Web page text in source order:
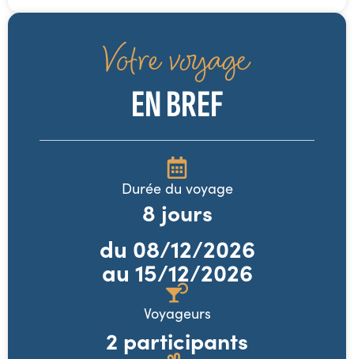
Votre voyage
EN BREF
Durée du voyage
8 jours
du 08/12/2026
au 15/12/2026
Voyageurs
2 participants